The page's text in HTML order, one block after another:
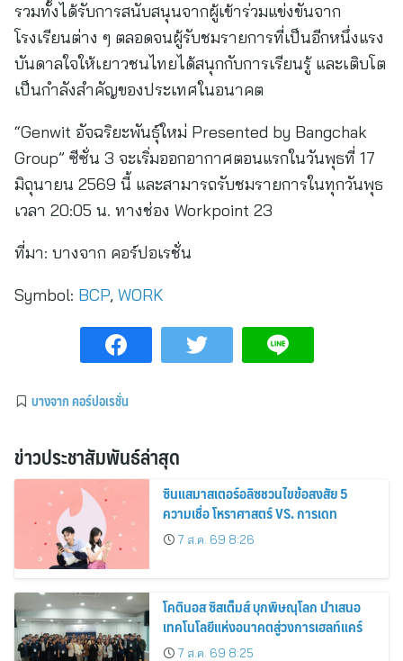
รวมทั้งได้รับการสนับสนุนจากผู้เข้าร่วมแข่งขันจาก
โรงเรียนต่าง ๆ ตลอดจนผู้รับชมรายการที่เป็นอีกหนึ่งแรง
บันดาลใจให้เยาวชนไทยได้สนุกกับการเรียนรู้ และเติบโต
เป็นกำลังสำคัญของประเทศในอนาคต
“Genwit อัจฉริยะพันธุ์ใหม่ Presented by Bangchak
Group” ซีซั่น 3 จะเริ่มออกอากาศตอนแรกในวันพุธที่ 17
มิถุนายน 2569 นี้ และสามารถรับชมรายการในทุกวันพุธ
เวลา 20:05 น. ทางช่อง Workpoint 23
ที่มา: บางจาก คอร์ปอเรชั่น
Symbol: BCP, WORK
บางจาก คอร์ปอเรชั่น
ข่าวประชาสัมพันธ์ล่าสุด
ซินแสมาสเตอร์อลิซชวนไขข้อสงสัย 5
ความเชื่อ โหราศาสตร์ VS. การเดท
7 ส.ค. 69 8:26
โคตินอส ซิสเต็มส์ บุกพิษณุโลก นำเสนอ
เทคโนโลยีแห่งอนาคตสู่วงการเฮลท์แคร์
7 ส.ค. 69 8:25